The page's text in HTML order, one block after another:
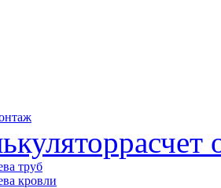
расчет
труб
кровли